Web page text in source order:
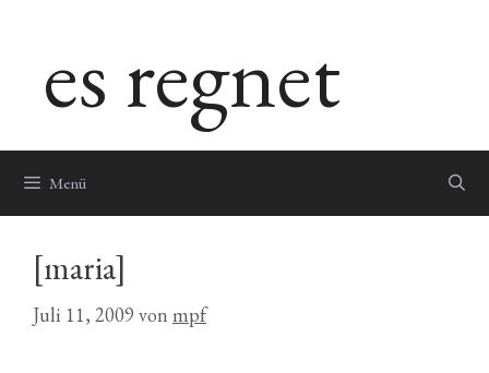
springenes regnet
Menü
[maria]
Juli 11, 2009 von mpf